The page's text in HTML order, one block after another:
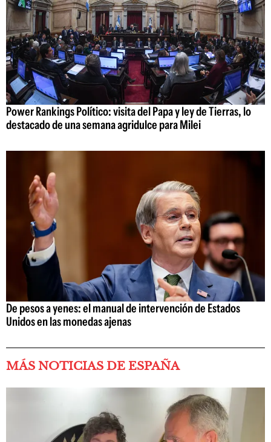
Power Rankings Político: visita del Papa y ley de Tierras, lo
destacado de una semana agridulce para Milei
De pesos a yenes: el manual de intervención de Estados
Unidos en las monedas ajenas
MÁS NOTICIAS DE ESPAÑA